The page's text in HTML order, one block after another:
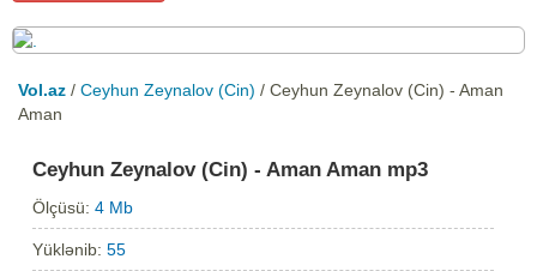
Vol.az / Ceyhun Zeynalov (Cin) / Ceyhun Zeynalov (Cin) - Aman
Aman
Ceyhun Zeynalov (Cin) - Aman Aman mp3
Ölçüsü:4 Mb
Yüklənib:55